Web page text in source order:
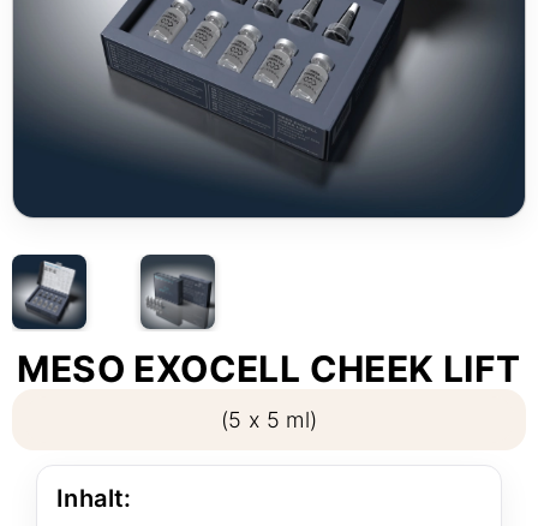
MESO EXOCELL CHEEK LIFT
(5 x 5 ml)
Inhalt: